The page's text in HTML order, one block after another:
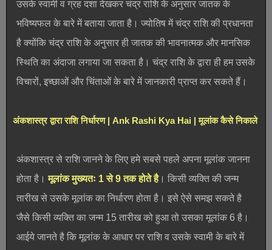
उसके स्वामी व ग्रह दशा देखकर चंद्र राशि के अनुसार जातक के
भविष्यफल के बारे में बताया जाता है। ज्योतिष में चंद्र राशि की प्रधानता
है क्योंकि चंद्र राशि के अनुसार ही जातक की भावनात्मक और मानसिक
स्थिति का अंदाजा लगाया जा सकता है। चंद्र राशि के द्वारा ही हम उसके
विचारों, इच्छाओं और चिंताओं के बारे में जानकारी प्राप्त कर सकते हैं।
अंकशास्त्र द्वारा राशि निर्धारण | Ank Rashi Kya Hai | मूलांक कैसे निकाले
अंकशास्त्र से राशि जानने के लिए हमे सबसे पहले अपना मूलांक जानना
होता है।मूलांक मुख्यतः 1 से 9 तक होते है। किसी व्यक्ति की जन्म
तारीख से उसके मूलांक का निर्धारण होता है। इसे ऐसे समझ सकते है
जैसे किसी व्यक्ति का जन्म 15 तारीख को हुआ तो उसका मूलांक 6 है।
आईये जानते है कि मूलांक के आधार पर राशि व उसके स्वामी के बारे में